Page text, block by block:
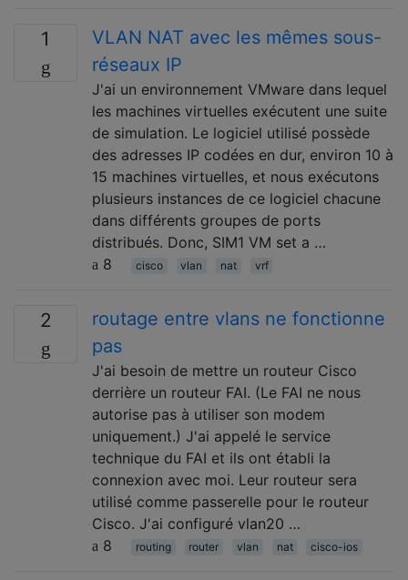
1
VLAN NAT avec les mêmes sous-
réseaux IP
J'ai un environnement VMware dans lequel
les machines virtuelles exécutent une suite
de simulation. Le logiciel utilisé possède
des adresses IP codées en dur, environ 10 à
15 machines virtuelles, et nous exécutons
plusieurs instances de ce logiciel chacune
dans différents groupes de ports
distribués. Donc, SIM1 VM set a …
8
cisco vlan nat vrf
2
routage entre vlans ne fonctionne
pas
J'ai besoin de mettre un routeur Cisco
derrière un routeur FAI. (Le FAI ne nous
autorise pas à utiliser son modem
uniquement.) J'ai appelé le service
technique du FAI et ils ont établi la
connexion avec moi. Leur routeur sera
utilisé comme passerelle pour le routeur
Cisco. J'ai configuré vlan20 …
8
routing router vlan nat cisco-ios